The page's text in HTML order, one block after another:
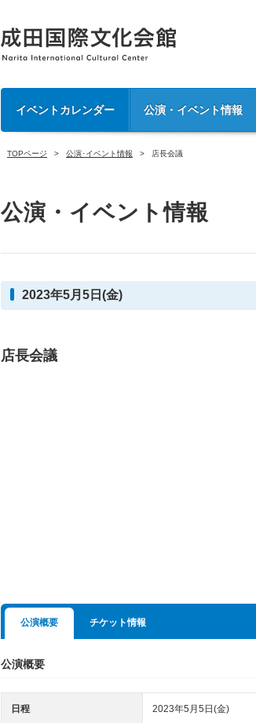
イベントカレンダー 公演・イベント情報
TOPページ 公演･イベント情報 店長会議
公演・イベント情報
2023年5月5日(金)
店長会議
公演概要 チケット情報
公演概要
日程 2023年5月5日(金)